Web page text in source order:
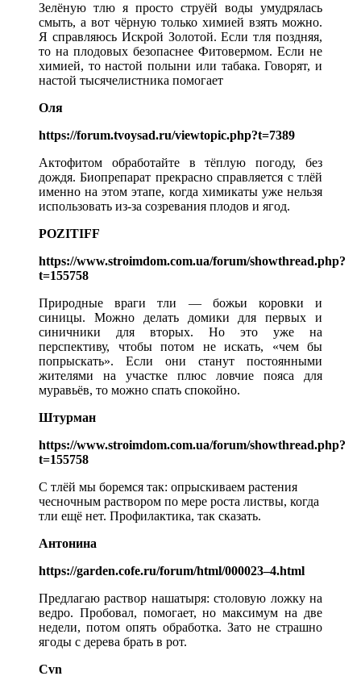
Зелёную тлю я просто струёй воды умудрялась
смыть, а вот чёрную только химией взять можно.
Я справляюсь Искрой Золотой. Если тля поздняя,
то на плодовых безопаснее Фитовермом. Если не
химией, то настой полыни или табака. Говорят, и
настой тысячелистника помогает
Оля
https://forum.tvoysad.ru/viewtopic.php?t=7389
Актофитом обработайте в тёплую погоду, без
дождя. Биопрепарат прекрасно справляется с тлёй
именно на этом этапе, когда химикаты уже нельзя
использовать из-за созревания плодов и ягод.
POZITIFF
https://www.stroimdom.com.ua/forum/showthread.php?
t=155758
Природные враги тли — божьи коровки и
синицы. Можно делать домики для первых и
синичники для вторых. Но это уже на
перспективу, чтобы потом не искать, «чем бы
попрыскать». Если они станут постоянными
жителями на участке плюс ловчие пояса для
муравьёв, то можно спать спокойно.
Штурман
https://www.stroimdom.com.ua/forum/showthread.php?
t=155758
С тлёй мы боремся так: опрыскиваем растения
чесночным раствором по мере роста листвы, когда
тли ещё нет. Профилактика, так сказать.
Антонина
https://garden.cofe.ru/forum/html/000023–4.html
Предлагаю раствор нашатыря: столовую ложку на
ведро. Пробовал, помогает, но максимум на две
недели, потом опять обработка. Зато не страшно
ягоды с дерева брать в рот.
Cvn